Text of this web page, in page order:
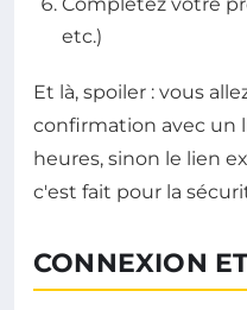
etc.)
Et là, spoiler : vous
confirmation avec un
heures, sinon le lien
c'est fait pour la
CONNEXION